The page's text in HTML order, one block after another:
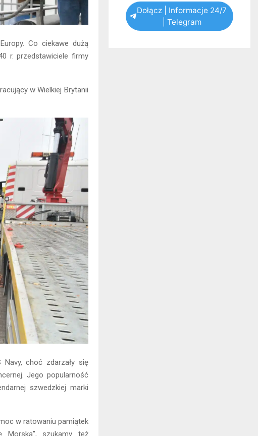
Co ciekawe dużą
r. przedstawiciele firmy
w Wielkiej Brytanii
Navy, choć zdarzały się
Jego popularność
szwedzkiej marki
w ratowaniu pamiątek
Morską”, szukamy też
Dołącz | Informacje 24/7
| Telegram